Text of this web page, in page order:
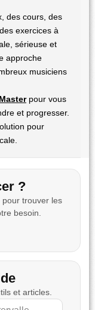
des cours, des
exercices à
sérieuse et
approche
musiciens
pour vous
et progresser.
pour
?
pour trouver les
besoin.
et articles.